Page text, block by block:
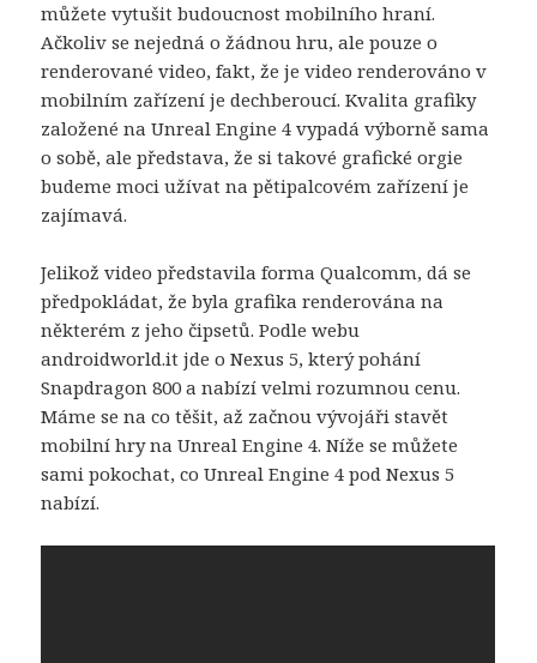
můžete vytušit budoucnost mobilního hraní.
Ačkoliv se nejedná o žádnou hru, ale pouze o
renderované video, fakt, že je video renderováno v
mobilním zařízení je dechberoucí. Kvalita grafiky
založené na Unreal Engine 4 vypadá výborně sama
o sobě, ale představa, že si takové grafické orgie
budeme moci užívat na pětipalcovém zařízení je
zajímavá.
Jelikož video představila forma Qualcomm, dá se
předpokládat, že byla grafika renderována na
některém z jeho čipsetů. Podle webu
androidworld.it jde o Nexus 5, který pohání
Snapdragon 800 a nabízí velmi rozumnou cenu.
Máme se na co těšit, až začnou vývojáři stavět
mobilní hry na Unreal Engine 4. Níže se můžete
sami pokochat, co Unreal Engine 4 pod Nexus 5
nabízí.